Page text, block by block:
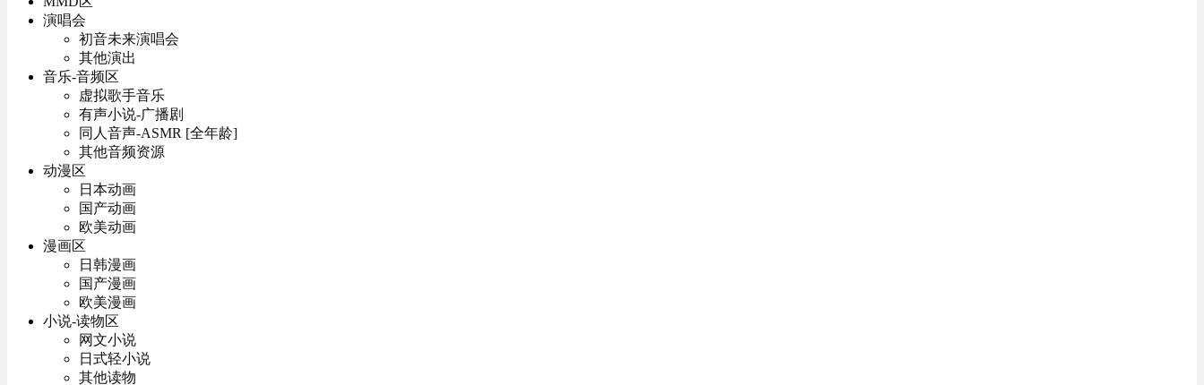
演唱会
初音未来演唱会
其他演出
音乐-音频区
虚拟歌手音乐
有声小说-广播剧
同人音声-ASMR [全年龄]
其他音频资源
动漫区
日本动画
国产动画
欧美动画
漫画区
日韩漫画
国产漫画
欧美漫画
小说-读物区
网文小说
日式轻小说
其他读物